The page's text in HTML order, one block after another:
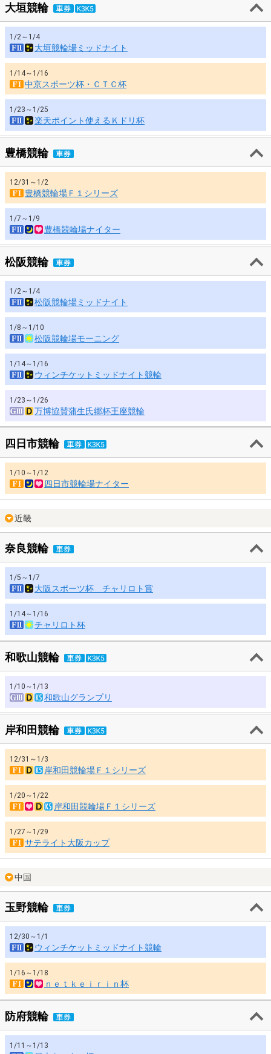
大垣競輪
1/2～1/4
大垣競輪場ミッドナイト
1/14～1/16
中京スポーツ杯・ＣＴＣ杯
1/23～1/25
楽天ポイント使えるＫドリ杯
豊橋競輪
12/31～1/2
豊橋競輪場Ｆ１シリーズ
1/7～1/9
豊橋競輪場ナイター
松阪競輪
1/2～1/4
松阪競輪場ミッドナイト
1/8～1/10
松阪競輪場モーニング
1/14～1/16
ウィンチケットミッドナイト競輪
1/23～1/26
万博協賛蒲生氏郷杯王座競輪
四日市競輪
1/10～1/12
四日市競輪場ナイター
近畿
奈良競輪
1/5～1/7
大阪スポーツ杯 チャリロト賞
1/14～1/16
チャリロト杯
和歌山競輪
1/10～1/13
和歌山グランプリ
岸和田競輪
12/31～1/3
岸和田競輪場Ｆ１シリーズ
1/20～1/22
岸和田競輪場Ｆ１シリーズ
1/27～1/29
サテライト大阪カップ
中国
玉野競輪
12/30～1/1
ウィンチケットミッドナイト競輪
1/16～1/18
ｎｅｔｋｅｉｒｉｎ杯
防府競輪
1/11～1/13